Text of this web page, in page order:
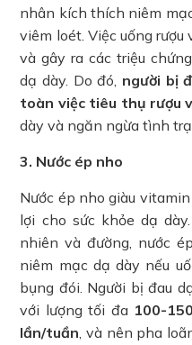
nhân kích thích niêm
viêm loét. Việc uống
và gây ra các triệu
dạ dày. Do đó, người bị
toàn việc tiêu thụ rượu
dày và ngăn ngừa tình
3. Nước ép nho
Nước ép nho giàu
lợi cho sức khỏe dạ
nhiên và đường, nước
niêm mạc dạ dày nếu
bụng đói. Người bị đau
với lượng tối đa 100-
lần/tuần, và nên pha